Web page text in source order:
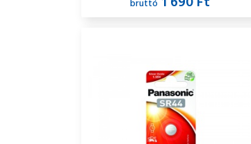
bruttó